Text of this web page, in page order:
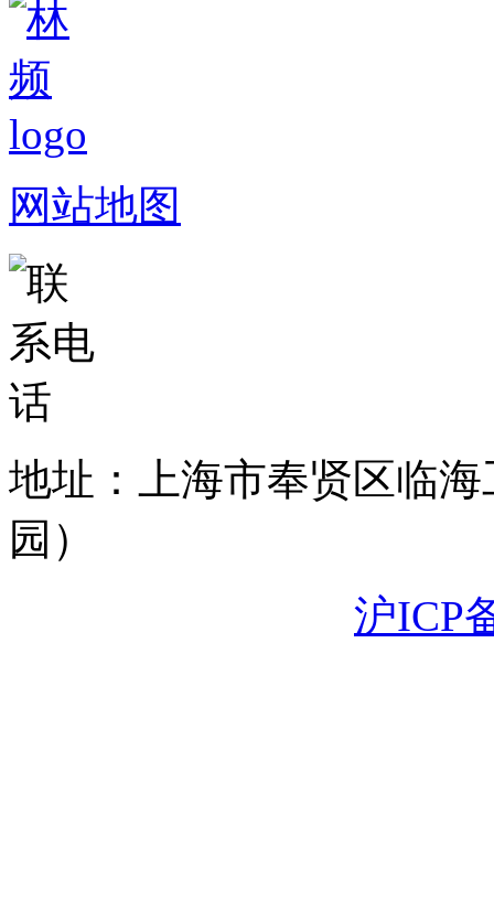
网站地图
地址：上海市奉贤区临
园）
沪ICP